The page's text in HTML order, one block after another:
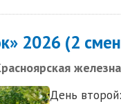
2026 (2
День